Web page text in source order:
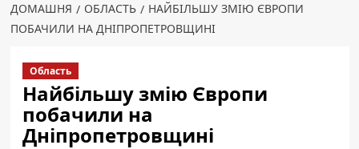
ДОМАШНЯ ОБЛАСТЬ
НАЙБІЛЬШУ ЗМІЮ ЄВРОПИ
ПОБАЧИЛИ НА ДНІПРОПЕТРОВЩИНІ
Область
Найбільшу змію Європи
побачили на
Дніпропетровщині